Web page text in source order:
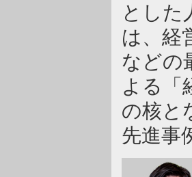
とした
は、経
などの
よる「
の核と
先進事